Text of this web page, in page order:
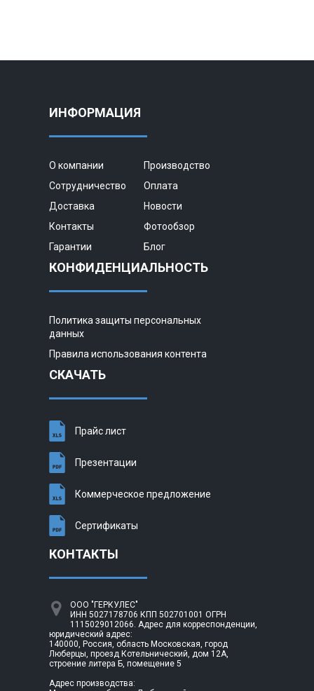
ИНФОРМАЦИЯ
О компании
Производство
Сотрудничество
Оплата
Доставка
Новости
Контакты
Фотообзор
Гарантии
Блог
КОНФИДЕНЦИАЛЬНОСТЬ
Политика защиты персональных
данных
Правила использования контента
СКАЧАТЬ
Прайс лист
Презентации
Коммерческое предложение
Сертификаты
КОНТАКТЫ
ООО "ГЕРКУЛЕС"
ИНН 5027178706 КПП 502701001 ОГРН
1115029012066. Адрес для корреспонденции,
юридический адрес:
140000, Россия, область Московская, город
Люберцы, проезд Котельнический, дом 12А,
строение литера Б, помещение 5
Адрес производства: